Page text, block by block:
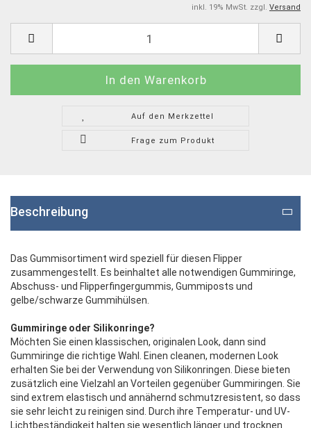
inkl. 19% MwSt. zzgl. Versand
Auf den Merkzettel
Frage zum Produkt
Beschreibung
Das Gummisortiment wird speziell für diesen Flipper
zusammengestellt. Es beinhaltet alle notwendigen Gummiringe,
Abschuss- und Flipperfingergummis, Gummiposts und
gelbe/schwarze Gummihülsen.
Gummiringe oder Silikonringe?
Möchten Sie einen klassischen, originalen Look, dann sind
Gummiringe die richtige Wahl. Einen cleanen, modernen Look
erhalten Sie bei der Verwendung von Silikonringen. Diese bieten
zusätzlich eine Vielzahl an Vorteilen gegenüber Gummiringen. Sie
sind extrem elastisch und annähernd schmutzresistent, so dass
sie sehr leicht zu reinigen sind. Durch ihre Temperatur- und UV-
Lichtbeständigkeit halten sie wesentlich länger und trocknen